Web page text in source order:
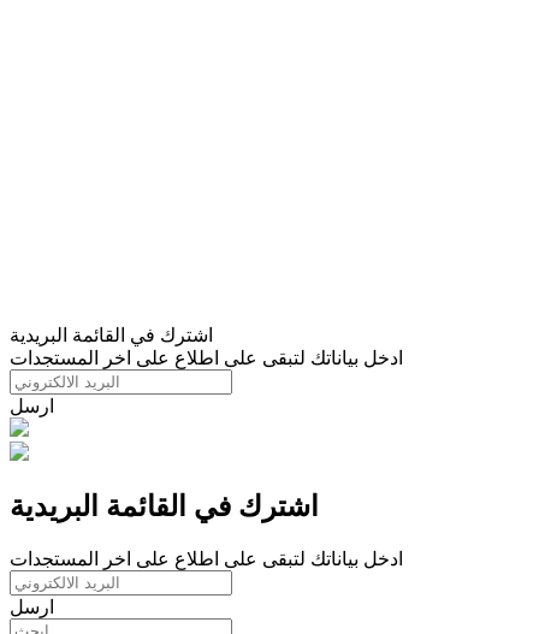
اشترك في القائمة البريدية
ادخل بياناتك لتبقى على اطلاع على اخر المستجدات
ارسل
اشترك في القائمة البريدية
ادخل بياناتك لتبقى على اطلاع على اخر المستجدات
ارسل